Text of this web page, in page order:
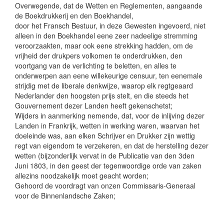
Overwegende, dat de Wetten en Reglementen, aangaande
de Boekdrukkerij en den Boekhandel,
door het Fransch Bestuur, in deze Gewesten ingevoerd, niet
alleen in den Boekhandel eene zeer nadeelige stremming
veroorzaakten, maar ook eene strekking hadden, om de
vrijheid der drukpers volkomen te onderdrukken, den
voortgang van de verlichting te beletten, en alles te
onderwerpen aan eene willekeurige censuur, ten eenemale
strijdig met de liberale denkwijze, waarop elk regtgeaard
Nederlander den hoogsten prijs stelt, en die steeds het
Gouvernement dezer Landen heeft gekenschetst;
Wijders in aanmerking nemende, dat, voor de inlijving dezer
Landen in Frankrijk, wetten in werking waren, waarvan het
doeleinde was, aan elken Schrijver en Drukker zijn wettig
regt van eigendom te verzekeren, en dat de herstelling dezer
wetten (bijzonderlijk vervat in de Publicatie van den 3den
Juni 1803, in den geest der tegenwoordige orde van zaken
allezins noodzakelijk moet geacht worden;
Gehoord de voordragt van onzen Commissaris-Generaal
voor de Binnenlandsche Zaken;